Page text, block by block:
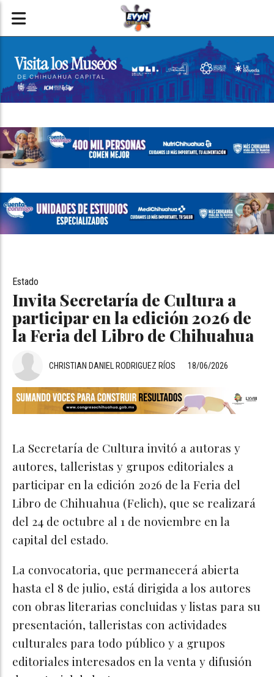
Invita Secretaría de Cultura a
participar en la edición 2026 de
la Feria del Libro de Chihuahua
Estado
18/06/2026
CHRISTIAN DANIEL RODRIGUEZ RÍOS
La Secretaría de Cultura invitó a autoras y
autores, talleristas y grupos editoriales a
participar en la edición 2026 de la Feria del
Libro de Chihuahua (Felich), que se realizará
del 24 de octubre al 1 de noviembre en la
capital del estado.
La convocatoria, que permanecerá abierta
hasta el 8 de julio, está dirigida a los autores
con obras literarias concluidas y listas para su
presentación, talleristas con actividades
culturales para todo público y a grupos
editoriales interesados en la venta y difusión